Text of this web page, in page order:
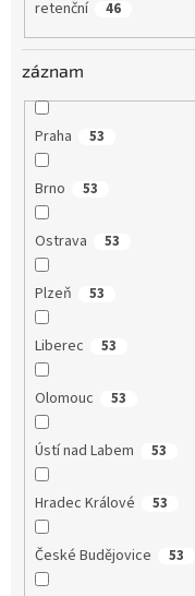
retenční 46
záznam
Praha 53
Brno 53
Ostrava 53
Plzeň 53
Liberec 53
Olomouc 53
Ústí nad Labem 53
Hradec Králové 53
České Budějovice 53